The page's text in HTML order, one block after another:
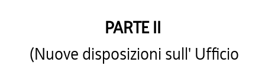
PARTE II
(Nuove disposizioni sull' Ufficio